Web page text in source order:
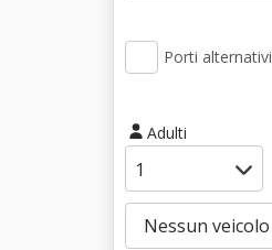
Porti alternativi
Adulti